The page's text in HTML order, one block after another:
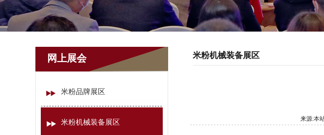
网上展会
米粉品牌展区
米粉机械装备展区
米粉机械装备展区
来源:本